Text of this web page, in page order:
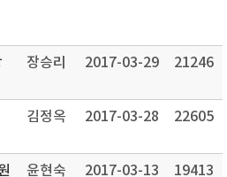
장승리 2017-03-29 21246
김정옥 2017-03-28 22605
윤현숙 2017-03-13 19413